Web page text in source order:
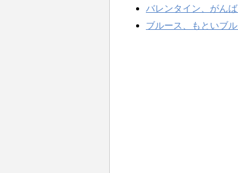
バレンタイン、がん
ブルース、もといブ